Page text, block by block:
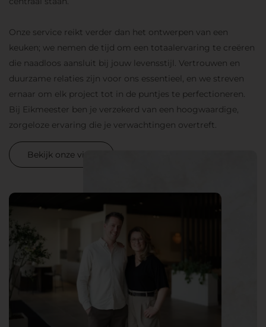
Onze service reikt verder dan het ontwerpen van een
keuken; we nemen de tijd om een totaalervaring te creëren
die naadloos aansluit bij jouw levensstijl. Vertrouwen en
duurzame relaties zijn voor ons essentieel, en we streven
ernaar om elk project tot in de puntjes te perfectioneren.
Bij Eikmeester ben je verzekerd van een hoogwaardige,
zorgeloze ervaring die je verwachtingen overtreft.
Bekijk onze visie